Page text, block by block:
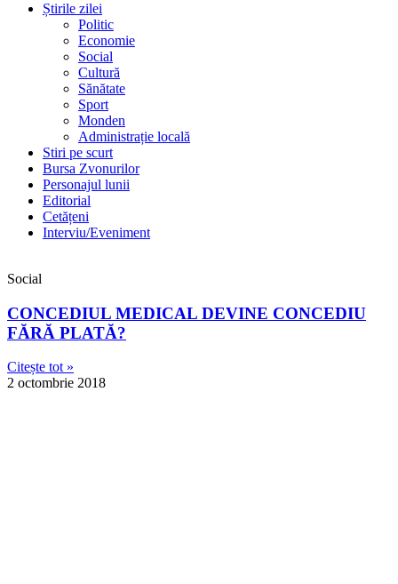
Știrile zilei
Politic
Economie
Social
Cultură
Sănătate
Sport
Monden
Administrație locală
Stiri pe scurt
Bursa Zvonurilor
Personajul lunii
Editorial
Cetățeni
Interviu/Eveniment
Social
CONCEDIUL MEDICAL DEVINE CONCEDIU
FĂRĂ PLATĂ?
Citește tot »
2 octombrie 2018